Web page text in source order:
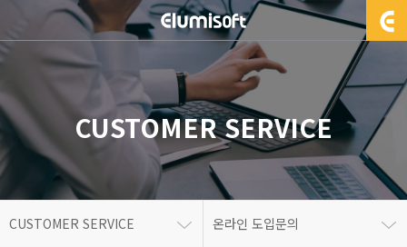
CUSTOMER SERVICE
CUSTOMER SERVICE 온라인 도입문의